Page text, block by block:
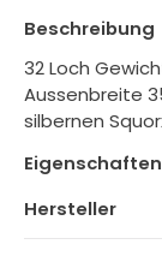
Beschreibung
32 Loch
Aussenbreite
silbernen
Eigenschaften
Hersteller